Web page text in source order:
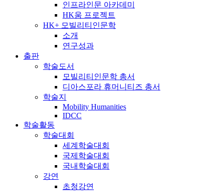
인프라인문 아카데미
HK움 프로젝트
HK+ 모빌리티인문학
소개
연구성과
출판
학술도서
모빌리티인문학 총서
디아스포라 휴머니티즈 총서
학술지
Mobility Humanities
IDCC
학술활동
학술대회
세계학술대회
국제학술대회
국내학술대회
강연
초청강연